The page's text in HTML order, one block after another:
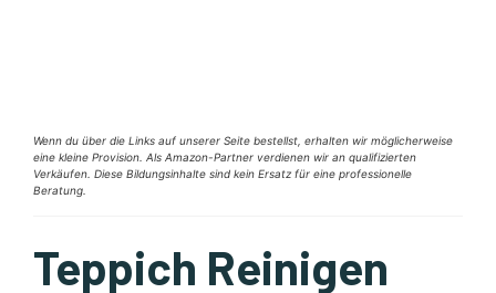
Wenn du über die Links auf unserer Seite bestellst, erhalten wir möglicherweise
eine kleine Provision. Als Amazon-Partner verdienen wir an qualifizierten
Verkäufen. Diese Bildungsinhalte sind kein Ersatz für eine professionelle
Beratung.
Teppich Reinigen